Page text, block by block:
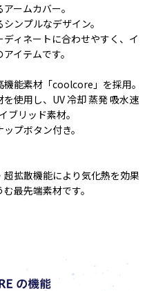
ームカバー。
ンプルなデザイン。
ィネートに合わせやすく、イ
イテムです。
能素材「coolcore」を採用。
使用し、UV 冷却 蒸発 吸水速
ブリッド素材。
プボタン付き。
拡散機能により気化熱を効果
最先端素材です。